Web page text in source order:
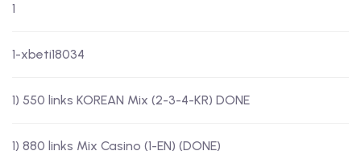
1
1-xbeti18034
1) 550 links KOREAN Mix (2-3-4-KR) DONE
1) 880 links Mix Casino (1-EN) (DONE)